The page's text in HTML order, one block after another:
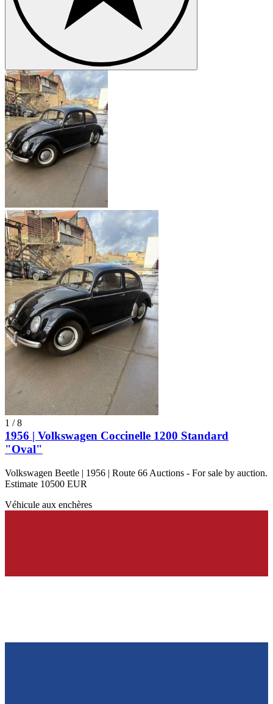
1 /8
1956 | Volkswagen Coccinelle 1200 Standard
"Oval"
Volkswagen Beetle | 1956 | Route 66 Auctions - For sale by auction.
Estimate 10500 EUR
Véhicule aux enchères